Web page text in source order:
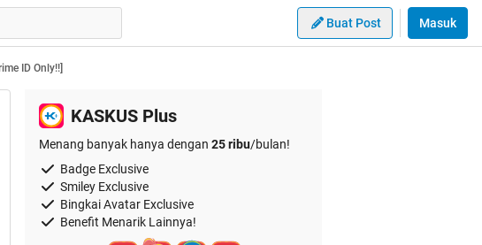
Buat Post Masuk
ID Only!!]
KASKUS Plus
Menang banyak hanya dengan 25 ribu/bulan!
Badge Exclusive
Smiley Exclusive
Bingkai Avatar Exclusive
Benefit Menarik Lainnya!